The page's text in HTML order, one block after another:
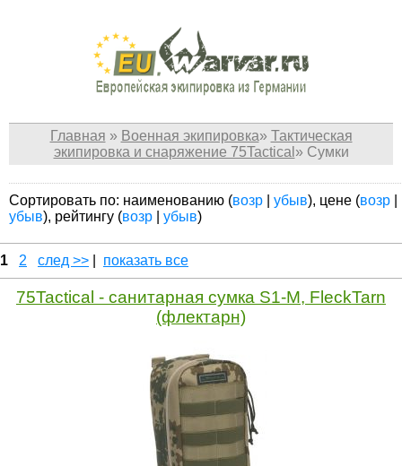
Главная » Военная экипировка» Тактическая
экипировка и снаряжение 75Tactical » Сумки
Сортировать по: наименованию (возр убыв), цене (возр
убыв), рейтингу (возр убыв)
1 2 след >> показать все
75Tactical - cанитарная сумка S1-M, FleckTarn
(флектарн)